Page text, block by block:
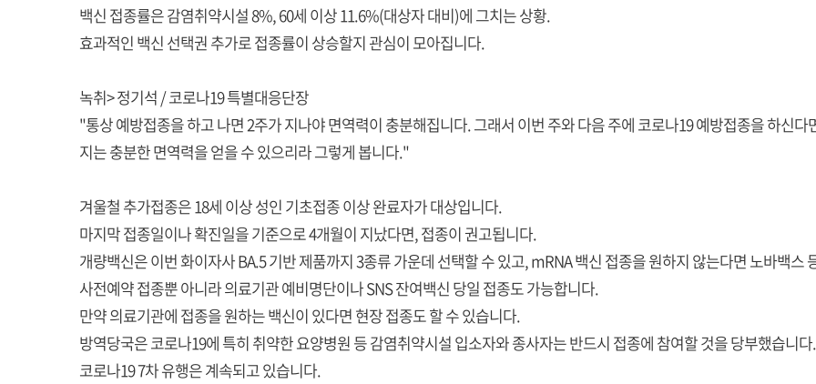
백신 접종률은 감염취약시설 8%, 60세 이상 11.6%(대상자 대비)에 그치는 상황.
효과적인 백신 선택권 추가로 접종률이 상승할지 관심이 모아집니다.
녹취> 정기석 / 코로나19 특별대응단장
"통상 예방접종을 하고 나면 2주가 지나야 면역력이 충분해집니다. 그래서 이번 주와 다음 주에 코로나19 예방접종을 하신
지는 충분한 면역력을 얻을 수 있으리라 그렇게 봅니다."
겨울철 추가접종은 18세 이상 성인 기초접종 이상 완료자가 대상입니다.
마지막 접종일이나 확진일을 기준으로 4개월이 지났다면, 접종이 권고됩니다.
개량백신은 이번 화이자사 BA.5 기반 제품까지 3종류 가운데 선택할 수 있고, mRNA 백신 접종을 원하지 않는다면 노바백스
사전예약 접종뿐 아니라 의료기관 예비명단이나 SNS 잔여백신 당일 접종도 가능합니다.
만약 의료기관에 접종을 원하는 백신이 있다면 현장 접종도 할 수 있습니다.
방역당국은 코로나19에 특히 취약한 요양병원 등 감염취약시설 입소자와 종사자는 반드시 접종에 참여할 것을 당부했습니다.
코로나19 7차 유행은 계속되고 있습니다.